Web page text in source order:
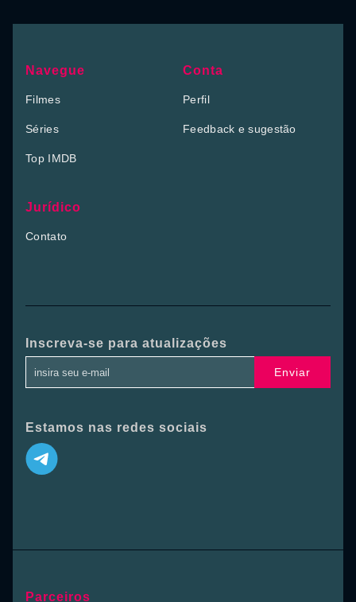
Navegue
Filmes
Séries
Top IMDB
Conta
Perfil
Feedback e sugestão
Jurídico
Contato
Inscreva-se para atualizações
Enviar
Estamos nas redes sociais
Parceiros